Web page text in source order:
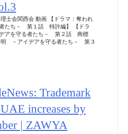
士会関西会 動画 【ドラマ：奪われ
たち－ 第１話 特許編】 【ドラ
アを守る者たち－ 第２話 商標
明 －アイデアを守る者たち－ 第３
Trademark
increases by
| ZAWYA